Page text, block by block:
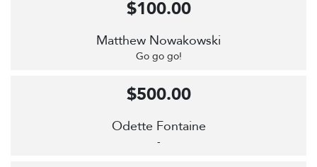
Matthew Nowakowski
Go go go!
$100.00
Odette Fontaine
-
$500.00